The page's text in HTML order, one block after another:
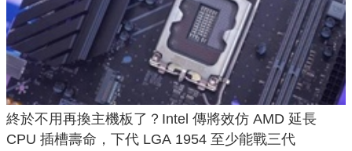
終於不用再換主機板了？Intel 傳將效仿 AMD 延長
CPU 插槽壽命，下代 LGA 1954 至少能戰三代